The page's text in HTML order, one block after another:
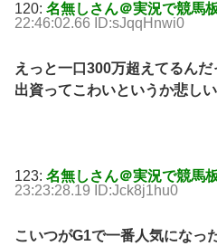
120: 名無しさん＠実況で競馬
22:46:02.66 ID:sJqqHnwi0
えっと一口300万超えてるんだ
出資ってこわいというか悲し
123: 名無しさん＠実況で競馬
23:23:28.19 ID:Jck8j1hu0
こいつがG1で一番人気になっ